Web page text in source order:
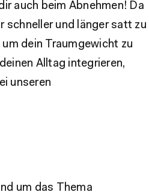
auch beim Abnehmen! Da
schneller und länger satt zu
dein Traumgewicht zu
Alltag integrieren,
unseren
um das Thema